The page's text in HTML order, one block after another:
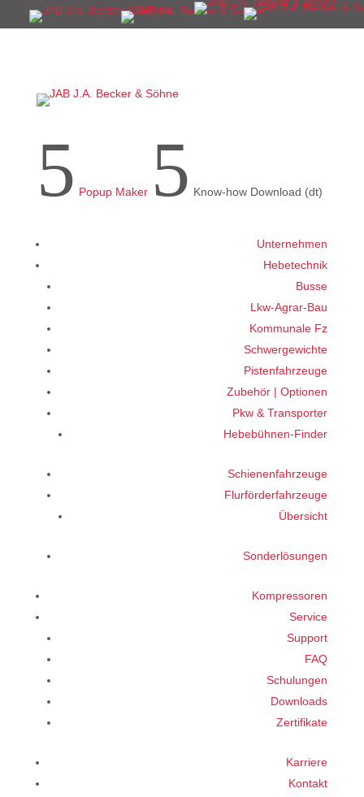
5 Popup Maker 5 Know-how Download (dt)
Unternehmen
Hebetechnik
Busse
Lkw-Agrar-Bau
Kommunale Fz
Schwergewichte
Pistenfahrzeuge
Zubehör | Optionen
Pkw & Transporter
Hebebühnen-Finder
Schienenfahrzeuge
Flurförderfahrzeuge
Übersicht
Sonderlösungen
Kompressoren
Service
Support
FAQ
Schulungen
Downloads
Zertifikate
Karriere
Kontakt